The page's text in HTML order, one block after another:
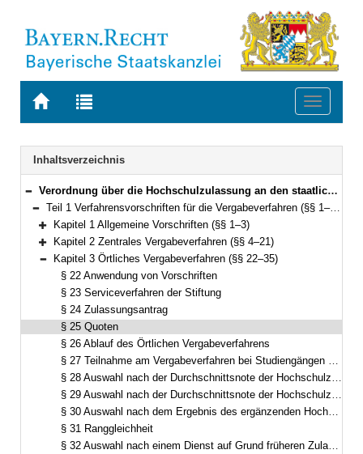
Zur
BAYERN.RECHT
Zur
letzten
Suche
Toggle
Navigation
Inhaltsverzeichnis
Bereich reduzieren
Verordnung über die Hochschulzulassung an den staatlichen Hochschulen in Bayern (Hochschulzulassungsverordnung – HZV) Vom 10. Februar 2020 (GVBl. S. 87) BayRS 2210-8-2-1-1-WK (§§ 1–59)
Bereich reduzieren
Teil 1 Verfahrensvorschriften für die Vergabeverfahren (§§ 1–35)
Bereich erweitern
Kapitel 1 Allgemeine Vorschriften (§§ 1–3)
Bereich erweitern
Kapitel 2 Zentrales Vergabeverfahren (§§ 4–21)
Bereich reduzieren
Kapitel 3 Örtliches Vergabeverfahren (§§ 22–35)
§ 22 Anwendung von Vorschriften
§ 23 Serviceverfahren der Stiftung
§ 24 Zulassungsantrag
§ 25 Quoten
§ 26 Ablauf des Örtlichen Vergabeverfahrens
§ 27 Teilnahme am Vergabeverfahren bei Studiengängen mit Eignungsprüfungen
§ 28 Auswahl nach der Durchschnittsnote der Hochschulzugangsberechtigung
§ 29 Auswahl nach der Durchschnittsnote der Hochschulzugangsberechtigung und Wartezeit
§ 30 Auswahl nach dem Ergebnis des ergänzenden Hochschulauswahlverfahrens
§ 31 Ranggleichheit
§ 32 Auswahl nach einem Dienst auf Grund früheren Zulassungsanspruchs